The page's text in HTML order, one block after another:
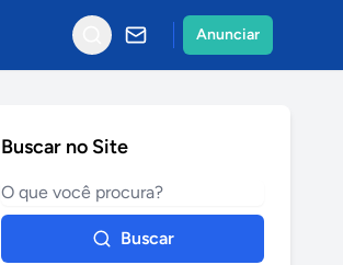
Anunciar
Buscar no Site
Buscar